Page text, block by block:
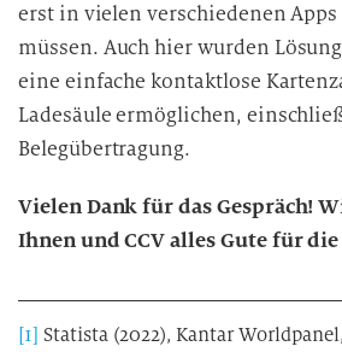
erst in vielen verschiedenen
müssen. Auch hier wurden
eine einfache kontaktlose
Ladesäule ermöglichen,
Belegübertragung.
Vielen Dank für das Gespräch!
Ihnen und CCV alles Gute für
[1] Statista (2022), Kantar Worldpanel,